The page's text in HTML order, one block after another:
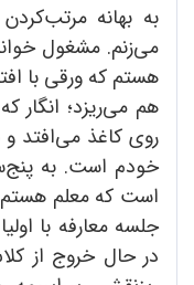
به بهانه
می‌زنم. مشغول
هستم که ورقی با
هم می‌ریزد؛ انگار
روی کاغذ می‌افتد
خودم است. به
است که معلم هستم.
جلسه معارفه با
در حال خروج از